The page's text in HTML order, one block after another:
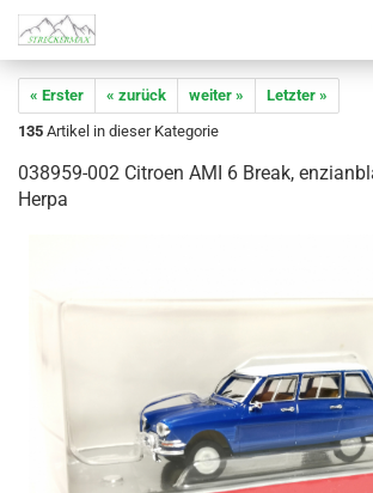
« Erster « zurück weiter »
Letzter »
135 Artikel in dieser Kategorie
038959-002 Citroen AMI 6 Break,
Herpa